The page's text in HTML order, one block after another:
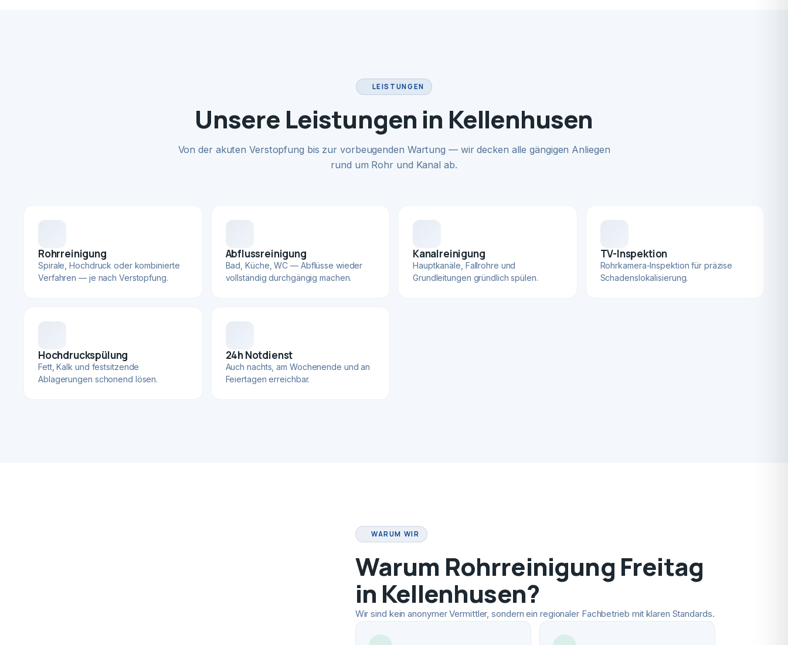
LEISTUNGEN
Unsere Leistungen in Kellenhusen
Von der akuten Verstopfung bis zur vorbeugenden Wartung — wir decken alle gängigen Anliegen
rund um Rohr und Kanal ab.
Rohrreinigung
Spirale, Hochdruck oder kombinierte
Verfahren — je nach Verstopfung.
Abflussreinigung
Bad, Küche, WC — Abflüsse wieder
vollständig durchgängig machen.
Kanalreinigung
Hauptkanäle, Fallrohre und
Grundleitungen gründlich spülen.
TV-Inspektion
Rohrkamera-Inspektion für präzise
Schadenslokalisierung.
Hochdruckspülung
Fett, Kalk und festsitzende
Ablagerungen schonend lösen.
24h Notdienst
Auch nachts, am Wochenende und an
Feiertagen erreichbar.
WARUM WIR
Warum Rohrreinigung Freitag
in Kellenhusen?
Wir sind kein anonymer Vermittler, sondern ein regionaler Fachbetrieb mit klaren Standards.